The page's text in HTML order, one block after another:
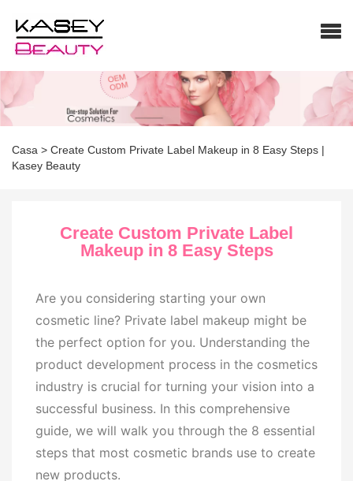
Trucco a marchio privato
Casa > Create Custom Private Label Makeup in 8 Easy Steps |
Kasey Beauty
Create Custom Private Label
Makeup in 8 Easy Steps
Are you considering starting your own
cosmetic line? Private label makeup might be
the perfect option for you. Understanding the
product development process in the cosmetics
industry is crucial for turning your vision into a
successful business. In this comprehensive
guide, we will walk you through the 8 essential
steps that most cosmetic brands use to create
new products.